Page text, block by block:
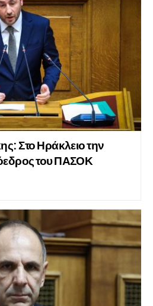
Στο Ηράκλειο την
του ΠΑΣΟΚ